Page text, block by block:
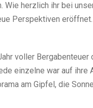
Wie herzlich ihr bei
Perspektiven
voller
einzelne war auf
am Gipfel, die